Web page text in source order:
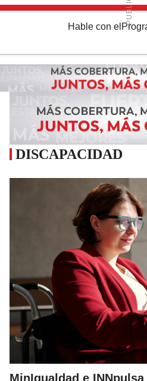
Hable con el
DISCAPACIDAD
MinIgualdad e